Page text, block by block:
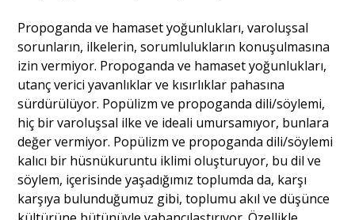
Propoganda ve hamaset yoğunlukları, varoluşsal
sorunların, ilkelerin, sorumlulukların konuşulmasına
izin vermiyor. Propoganda ve hamaset yoğunlukları,
utanç verici yavanlıklar ve kısırlıklar pahasına
sürdürülüyor. Popülizm ve propoganda dili/söylemi,
hiç bir varoluşsal ilke ve ideali umursamıyor, bunlara
değer vermiyor. Popülizm ve propoganda dili/söylemi
kalıcı bir hüsnükuruntu iklimi oluşturuyor, bu dil ve
söylem, içerisinde yaşadığımız toplumda da, karşı
karşıya bulunduğumuz gibi, toplumu akıl ve düşünce